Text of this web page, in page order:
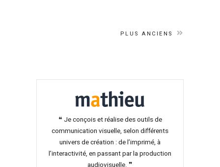
PLUS ANCIENS
❝ Je conçois et réalise des outils de
communication visuelle, selon différents
univers de création : de l’imprimé, à
l’interactivité, en passant par la production
audiovisuelle. ❞